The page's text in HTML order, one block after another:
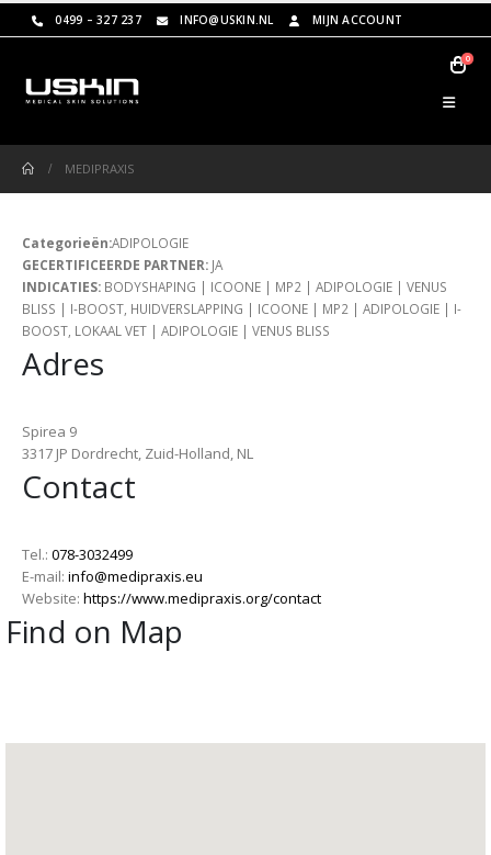
0499 – 327 237 INFO@USKIN.NL MIJN ACCOUNT
0
MEDIPRAXIS
Categorieën:ADIPOLOGIE
GECERTIFICEERDE PARTNER: JA
INDICATIES: BODYSHAPING | ICOONE | MP2 | ADIPOLOGIE | VENUS
BLISS | I-BOOST, HUIDVERSLAPPING | ICOONE | MP2 | ADIPOLOGIE | I-
BOOST, LOKAAL VET | ADIPOLOGIE | VENUS BLISS
Adres
Spirea 9
3317 JP Dordrecht, Zuid-Holland, NL
Contact
Tel.: 078-3032499
E-mail: info@medipraxis.eu
Website: https://www.medipraxis.org/contact
Find on Map